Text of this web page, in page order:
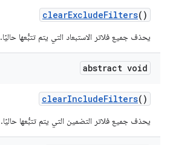
clearExcludeFilters()
يحذف جميع فلاتر الاستبعاد التي يتم تتبُّعها حاليًا.
abstract void
clearIncludeFilters()
يحذف جميع فلاتر التضمين التي يتم تتبُّعها حاليًا.